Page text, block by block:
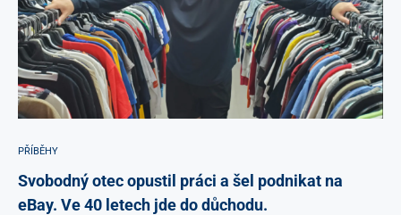
PŘÍBĚHY
Svobodný otec opustil práci a šel podnikat na
eBay. Ve 40 letech jde do důchodu.